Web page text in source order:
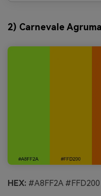
2) Carnevale
HEX: #A8FF2A